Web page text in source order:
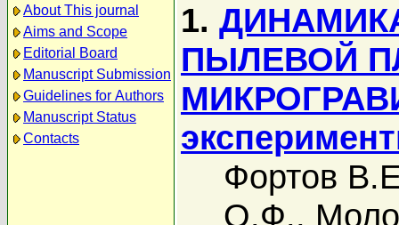
About This journal
Aims and Scope
Editorial Board
Manuscript Submission
Guidelines for Authors
Manuscript Status
Contacts
1.
ПЫЛЕВОЙ
Фортов
О.Ф.,